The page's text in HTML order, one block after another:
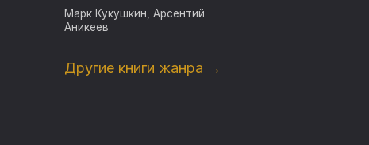
элементов
трансформации
Марк Кукушкин Арсентий
Аникеев
Другие книги жанра →